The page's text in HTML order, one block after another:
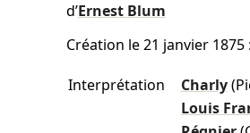
d’Ernest Blum
Création le21 janvier 1875:
Interprétation Charly
Louis